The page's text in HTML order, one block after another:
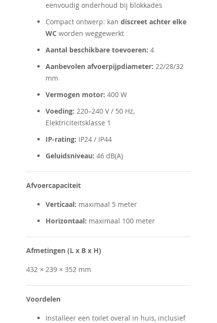
eenvoudig onderhoud bij blokkades
Compact ontwerp: kan discreet achter elke
WC worden weggewerkt
Aantal beschikbare toevoeren: 4
Aanbevolen afvoerpijpdiameter: 22/28/32
mm
Vermogen motor: 400 W
Voeding: 220–240 V / 50 Hz,
Elektriciteitsklasse 1
IP-rating: IP24 / IP44
Geluidsniveau: 46 dB(A)
Afvoercapaciteit
Verticaal: maximaal 5 meter
Horizontaal: maximaal 100 meter
Afmetingen (L x B x H)
432 × 239 × 352 mm
Voordelen
Installeer een toilet overal in huis, inclusief